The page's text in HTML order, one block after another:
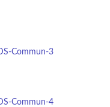
DS-Commun-3
DS-Commun-4